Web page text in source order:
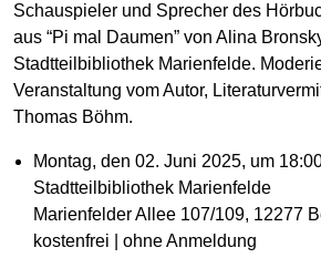
Schauspieler und Sprecher des
aus “Pi mal Daumen” von Alina
Stadtteilbibliothek Marienfelde.
Veranstaltung vom Autor,
Thomas Böhm.
Montag, den 02. Juni 2025, um
Stadtteilbibliothek Marienfelde
Marienfelder Allee 107/109, 12277
kostenfrei | ohne Anmeldung